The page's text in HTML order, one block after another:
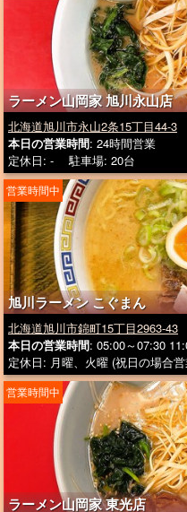
ラーメン山岡家 旭川永山店
北海道旭川市永山2条15丁目44-3
本日の営業時間: 24時間営業
定休日: - 駐車場: 20台
旭川ラーメン こぐまん
営業時間中
北海道旭川市錦町15丁目2963-43
本日の営業時間: 05:00～07:30
定休日: 月曜、火曜 (祝日の場合
ラーメン山岡家 東光店
営業時間中